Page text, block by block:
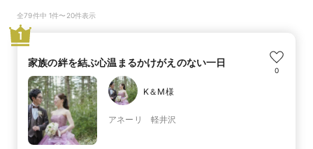
全79件中 1件〜20件表示
1
家族の絆を結ぶ心温まるかけがえのない一日
0
K＆M様
アネーリ 軽井沢